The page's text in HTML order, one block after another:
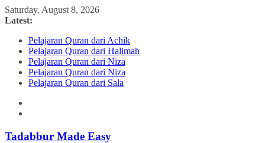
Skip
to
Saturday, August 8, 2026
Latest:
Pelajaran Quran dari Achik
Pelajaran Quran dari Halimah
Pelajaran Quran dari Niza
Pelajaran Quran dari Niza
Pelajaran Quran dari Sala
Tadabbur Made Easy